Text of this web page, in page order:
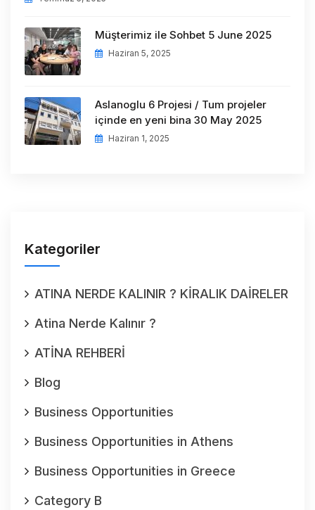
Müşterimiz ile Sohbet 5 June 2025
Haziran 5, 2025
Aslanoglu 6 Projesi / Tum projeler
içinde en yeni bina 30 May 2025
Haziran 1, 2025
Kategoriler
ATINA NERDE KALINIR ? KİRALIK DAİRELER
Atina Nerde Kalınır ?
ATİNA REHBERİ
Blog
Business Opportunities
Business Opportunities in Athens
Business Opportunities in Greece
Category B